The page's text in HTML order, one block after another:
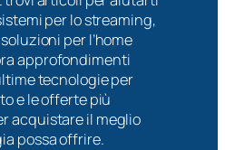
per lo streaming,
per l’home
approfondimenti
tecnologie per
e le offerte più
acquistare il meglio
possa offrire.